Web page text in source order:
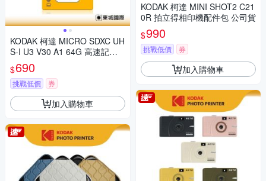
KODAK 柯達 MICRO SDXC UH
S-I U3 V30 A1 64G 高速記憶
卡(附轉卡)
$690
挑戰低價 券
加入購物車
KODAK 柯達 MINI SHOT2 C21
0R 拍立得相印機配件包 公司貨
$990
挑戰低價 券
加入購物車